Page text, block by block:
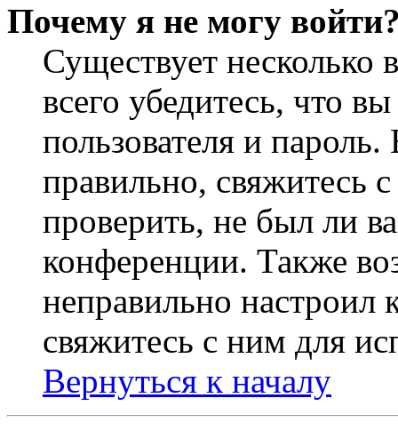
Почему я не могу
Существует
всего убедитесь, что
пользователя и
правильно, свяжитесь
проверить, не был ли
конференции. Также
неправильно
свяжитесь с ним для
Вернуться к началу